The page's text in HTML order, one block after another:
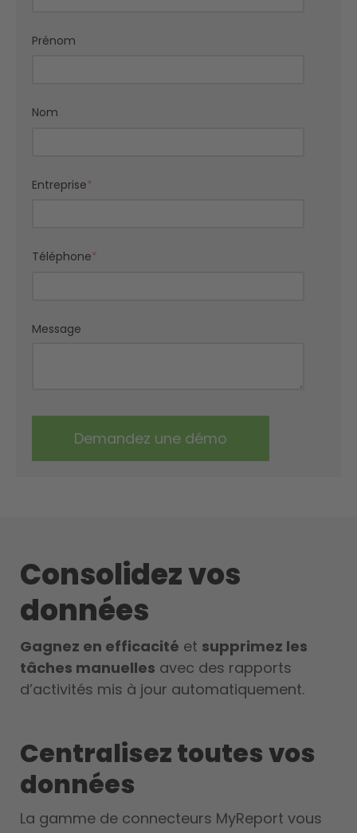
Prénom
Nom
Entreprise*
Téléphone*
Message
Consolidez vos
données
Gagnez en efficacité et supprimez les
tâches manuelles avec des rapports
d’activités mis à jour automatiquement.
Centralisez toutes vos
données
La gamme de connecteurs MyReport vous